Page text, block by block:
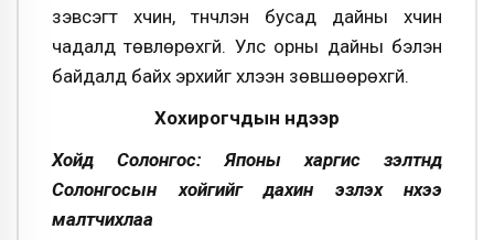
зэвсэгт хүчин, түүнчлэн бусад дайны хүчин
чадалд төвлөрөхгүй. Улс орны дайны бэлэн
байдалд байх эрхийг хүлээн зөвшөөрөхгүй.
Хохирогчдын нүдээр
Хойд Солонгос: Японы харгис үзэлтнүүд
Солонгосын хойгийг дахин эзлэх нүхээ
малтчихлаа